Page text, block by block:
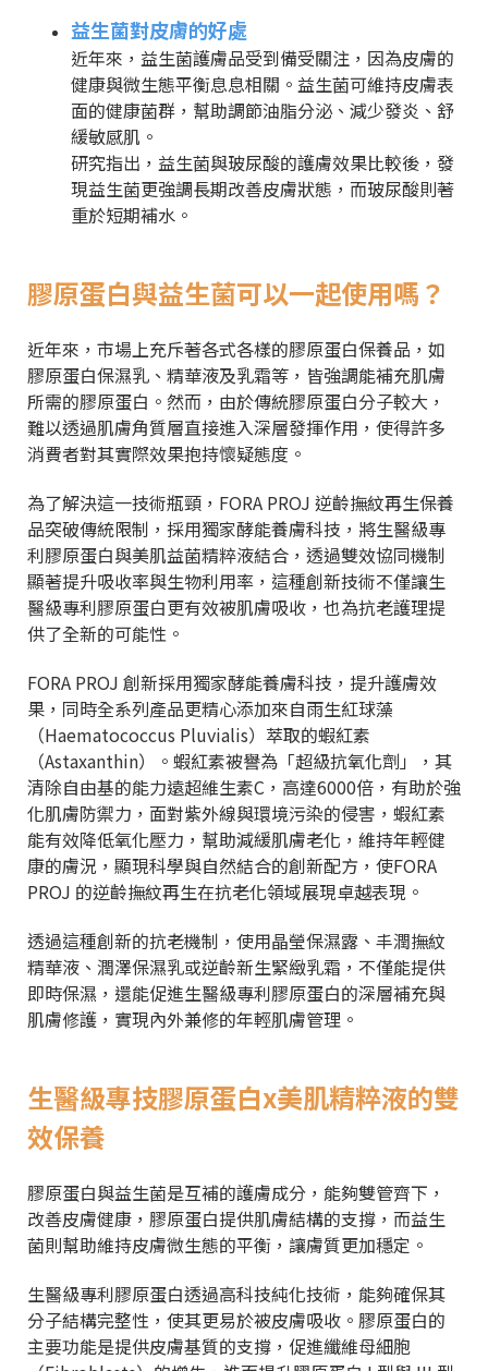
益生菌對皮膚的好處
近年來，益生菌護膚品受到備受關注，因為皮膚的
健康與微生態平衡息息相關。益生菌可維持皮膚表
面的健康菌群，幫助調節油脂分泌、減少發炎、舒
緩敏感肌。
研究指出，益生菌與玻尿酸的護膚效果比較後，發
現益生菌更強調長期改善皮膚狀態，而玻尿酸則著
重於短期補水。
膠原蛋白與益生菌可以一起使用嗎？
近年來，市場上充斥著各式各樣的膠原蛋白保養品，如
膠原蛋白保濕乳、精華液及乳霜等，皆強調能補充肌膚
所需的膠原蛋白。然而，由於傳統膠原蛋白分子較大，
難以透過肌膚角質層直接進入深層發揮作用，使得許多
消費者對其實際效果抱持懷疑態度。
為了解決這一技術瓶頸，FORA PROJ 逆齡撫紋再生保養
品突破傳統限制，採用獨家酵能養膚科技，將生醫級專
利膠原蛋白與美肌益菌精粹液結合，透過雙效協同機制
顯著提升吸收率與生物利用率，這種創新技術不僅讓生
醫級專利膠原蛋白更有效被肌膚吸收，也為抗老護理提
供了全新的可能性。
FORA PROJ 創新採用獨家酵能養膚科技，提升護膚效
果，同時全系列產品更精心添加來自雨生紅球藻
（Haematococcus Pluvialis）萃取的蝦紅素
（Astaxanthin）。蝦紅素被譽為「超級抗氧化劑」，其
清除自由基的能力遠超維生素C，高達6000倍，有助於強
化肌膚防禦力，面對紫外線與環境污染的侵害，蝦紅素
能有效降低氧化壓力，幫助減緩肌膚老化，維持年輕健
康的膚況，顯現科學與自然結合的創新配方，使FORA
PROJ 的逆齡撫紋再生在抗老化領域展現卓越表現。
透過這種創新的抗老機制，使用晶瑩保濕露、丰潤撫紋
精華液、潤澤保濕乳或逆齡新生緊緻乳霜，不僅能提供
即時保濕，還能促進生醫級專利膠原蛋白的深層補充與
肌膚修護，實現內外兼修的年輕肌膚管理。
生醫級專技膠原蛋白x美肌精粹液的雙
效保養
膠原蛋白與益生菌是互補的護膚成分，能夠雙管齊下，
改善皮膚健康，膠原蛋白提供肌膚結構的支撐，而益生
菌則幫助維持皮膚微生態的平衡，讓膚質更加穩定。
生醫級專利膠原蛋白透過高科技純化技術，能夠確保其
分子結構完整性，使其更易於被皮膚吸收。膠原蛋白的
主要功能是提供皮膚基質的支撐，促進纖維母細胞